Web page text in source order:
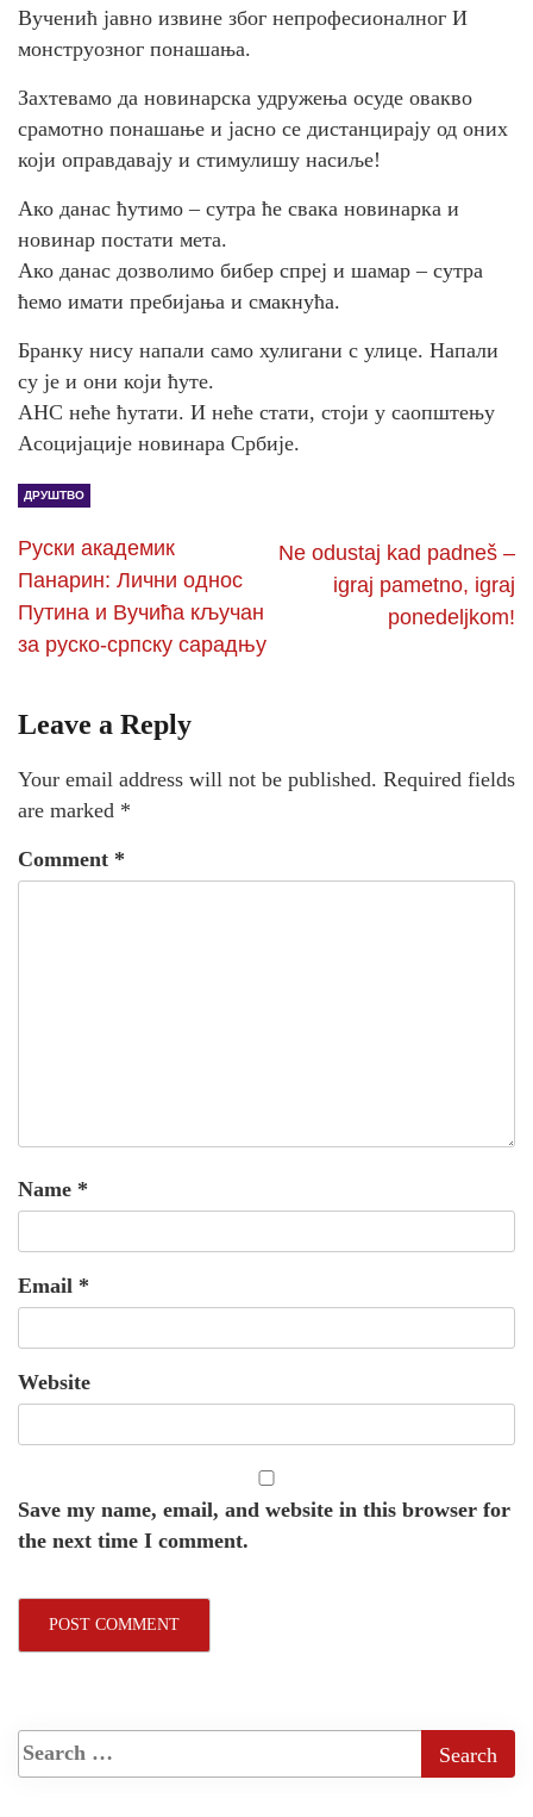
Вученић јавно извине због непрофесионалног И
монструозног понашања.
Захтевамо да новинарска удружења осуде овакво
срамотно понашање и јасно се дистанцирају од оних
који оправдавају и стимулишу насиље!
Ако данас ћутимо – сутра ће свака новинарка и
новинар постати мета.
Ако данас дозволимо бибер спреј и шамар – сутра
ћемо имати пребијања и смакнућа.
Бранку нису напали само хулигани с улице. Напали
су је и они који ћуте.
АНС неће ћутати. И неће стати, стоји у саопштењу
Асоцијације новинара Србије.
ДРУШТВО
Руски академик
Панарин: Лични однос
Путина и Вучића кључан
за руско-српску сарадњу
Ne odustaj kad padneš –
igraj pametno, igraj
ponedeljkom!
Leave a Reply
Your email address will not be published. Required fields
are marked *
Comment *
Name *
Email *
Website
Save my name, email, and website in this browser for
the next time I comment.